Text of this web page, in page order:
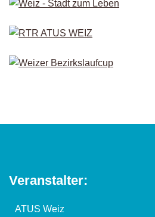
Veranstalter:
ATUS Weiz